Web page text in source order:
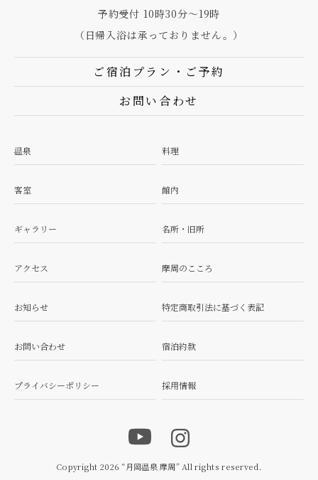
温泉 料理
客室 館内
ギャラリー 名所・旧所
アクセス 摩周のこころ
お知らせ 特定商取引法に基づく表記
お問い合わせ 宿泊約款
プライバシーポリシー 採用情報
予約受付 10時30分～19時
（日帰入浴は承っておりません。）
ご宿泊プラン・ご予約
お問い合わせ
Copyright 2026 “月岡温泉 摩周” All rights reserved.